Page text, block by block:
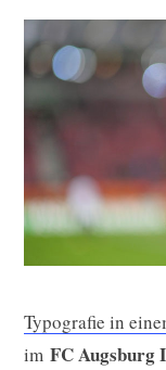
Typografie in
im FC Augsburg